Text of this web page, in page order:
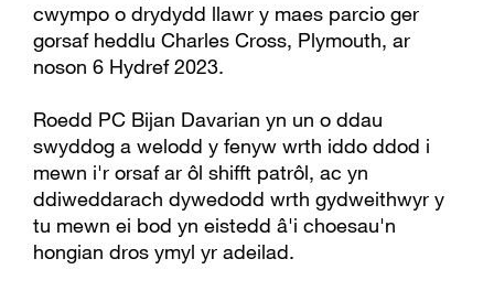
cwympo o drydydd llawr y maes parcio ger
gorsaf heddlu Charles Cross, Plymouth, ar
noson 6 Hydref 2023.
Roedd PC Bijan Davarian yn un o ddau
swyddog a welodd y fenyw wrth iddo ddod i
mewn i'r orsaf ar ôl shifft patrôl, ac yn
ddiweddarach dywedodd wrth gydweithwyr y
tu mewn ei bod yn eistedd â'i choesau'n
hongian dros ymyl yr adeilad.